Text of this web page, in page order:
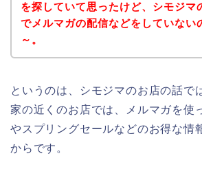
を探していて思ったけど、シモジマ
でメルマガの配信などをしていない
～。
というのは、シモジマのお店の話で
家の近くのお店では、メルマガを使
やスプリングセールなどのお得な情
からです。